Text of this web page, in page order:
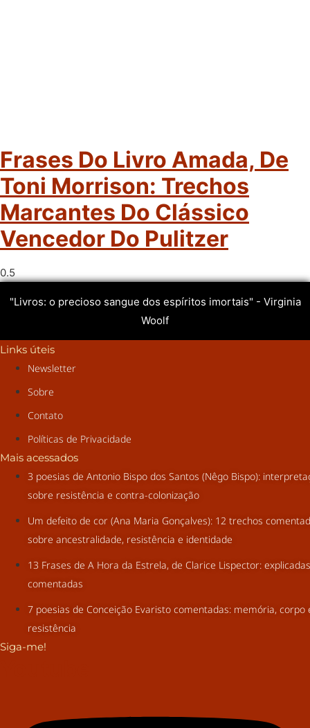
Frases Do Livro Amada, De
Toni Morrison: Trechos
Marcantes Do Clássico
Vencedor Do Pulitzer
"Livros: o precioso sangue dos espíritos imortais" - Virginia
Woolf
Links úteis
Newsletter
Sobre
Contato
Políticas de Privacidade
Mais acessados
3 poesias de Antonio Bispo dos Santos (Nêgo Bispo):
sobre resistência e contra-colonização
Um defeito de cor (Ana Maria Gonçalves): 12 trechos
sobre ancestralidade, resistência e identidade
13 Frases de A Hora da Estrela, de Clarice Lispector:
comentadas
7 poesias de Conceição Evaristo comentadas: memória, corpo
resistência
Siga-me!